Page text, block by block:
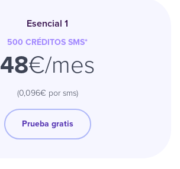
Esencial 1
500 CRÉDITOSSMS*
48€/mes
(0,096€ por sms)
Prueba gratis